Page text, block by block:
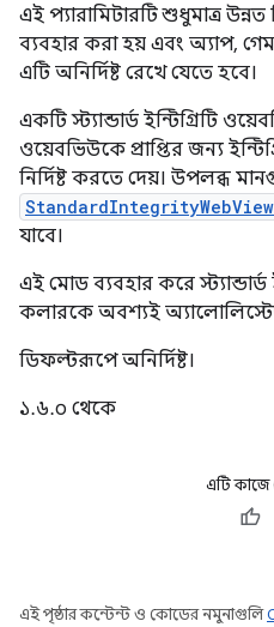
এই প্যারামিটারটি শুধুমাত্র উন্নত
ব্যবহার করা হয় এবং অ্যাপ, গেম
এটি অনির্দিষ্ট রেখে যেতে হবে।
একটি স্ট্যান্ডার্ড ইন্টিগ্রিটি
ওয়েবভিউকে প্রাপ্তির জন্য
নির্দিষ্ট করতে দেয়। উপলব্ধ
যাবে।
এই মোড ব্যবহার করে
কলারকে অবশ্যই
ডিফল্টরূপে অনির্দিষ্ট।
১.৬.০ থেকে
এটি কাজে
এই পৃষ্ঠার কন্টেন্ট ও কোডের নমুনাগুলি